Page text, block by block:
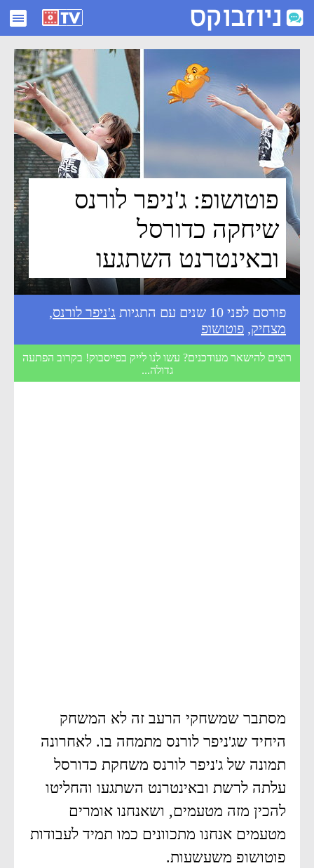
פוטושופ: ג'ניפר לורנס שיחקה כדורסל ובאינטרנט השתגעו - ניוזבוקס
פוטושופ: ג'ניפר לורנס
שיחקה כדורסל
ובאינטרנט השתגעו
פורסם לפני 10 שנים עם התגיות ג'ניפר לורנס,
מצחיק, פוטושופ
רוצים להישאר מעודכנים? עשו לנו לייק בפייסבוק! בקרוב הפתעה
גדולה...
מסתבר שמשחקי הרעב זה לא המשחק
היחיד שג'ניפר לורנס מתמחה בו. לאחרונה
תמונה של ג'ניפר לורנס משחקת כדורסל
עלתה לרשת ובאינטרנט השתגעו והחליטו
להכין מזה מטעמים, ושאנחנו אומרים
מטעמים אנחנו מתכוונים כמו תמיד לעבודות
פוטושופ משעשעות.